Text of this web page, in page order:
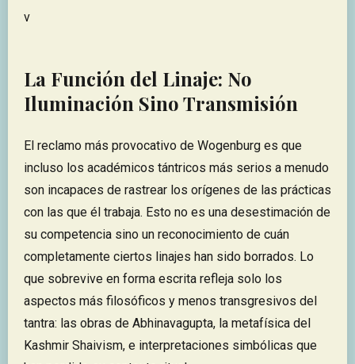
v
La Función del Linaje: No
Iluminación Sino Transmisión
El reclamo más provocativo de Wogenburg es que
incluso los académicos tántricos más serios a menudo
son incapaces de rastrear los orígenes de las prácticas
con las que él trabaja. Esto no es una desestimación de
su competencia sino un reconocimiento de cuán
completamente ciertos linajes han sido borrados. Lo
que sobrevive en forma escrita refleja solo los
aspectos más filosóficos y menos transgresivos del
tantra: las obras de Abhinavagupta, la metafísica del
Kashmir Shaivism, e interpretaciones simbólicas que